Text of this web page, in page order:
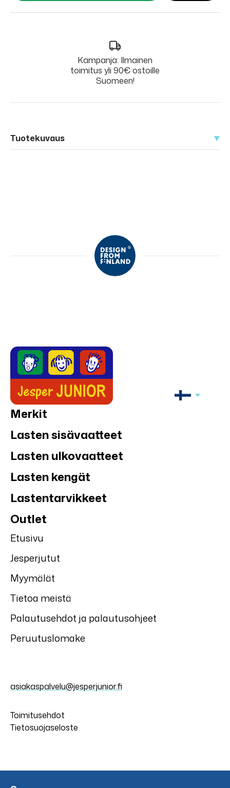
Kampanja: Ilmainen
toimitus yli 90€ ostoille
Suomeen!
Tuotekuvaus
Merkit
Lasten sisävaatteet
Lasten ulkovaatteet
Lasten kengät
Lastentarvikkeet
Outlet
Etusivu
Jesperjutut
Myymälät
Tietoa meistä
Palautusehdot ja palautusohjeet
Peruutuslomake
asiakaspalvelu@jesperjunior.fi
Toimitusehdot
Tietosuojaseloste